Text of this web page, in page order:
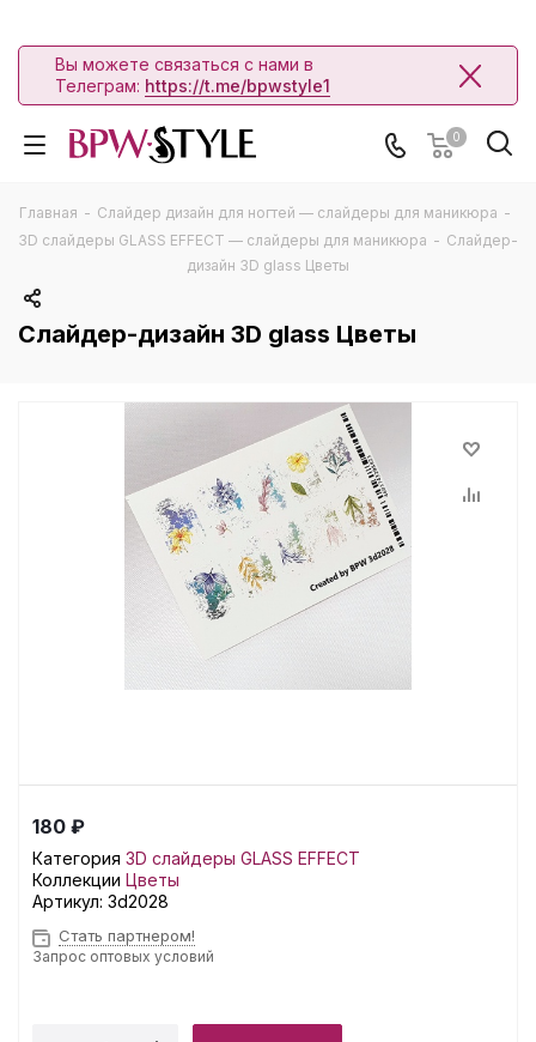
Вы можете связаться с нами в
Телеграм: https://t.me/bpwstyle1
0
Главная - Слайдер дизайн для ногтей — слайдеры для маникюра -
3D слайдеры GLASS EFFECT — слайдеры для маникюра - Слайдер-
дизайн 3D glass Цветы
Слайдер-дизайн 3D glass Цветы
180 ₽
Категория 3D слайдеры GLASS EFFECT
Коллекции Цветы
Артикул: 3d2028
Стать партнером!
Запрос оптовых условий